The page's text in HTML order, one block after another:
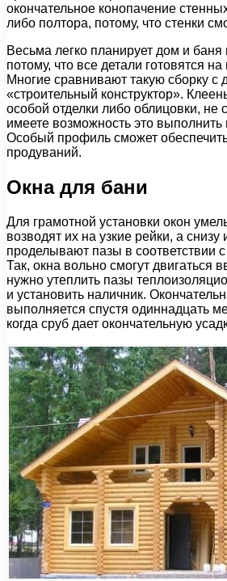
окончательное конопачение
либо полтора, потому, что стенки
Весьма легко планирует дом и баня
потому, что все детали готовятся
Многие сравнивают такую сборку с
«строительный конструктор».
особой отделки либо облицовки, не
имеете возможность это выполнить
Особый профиль сможет
продуваний.
Окна для бани
Для грамотной установки окон
возводят их на узкие рейки, а снизу
проделывают пазы в соответствии
Так, окна вольно смогут двигаться
нужно утеплить пазы
и установить наличник.
выполняется спустя одиннадцать
когда сруб дает окончательную